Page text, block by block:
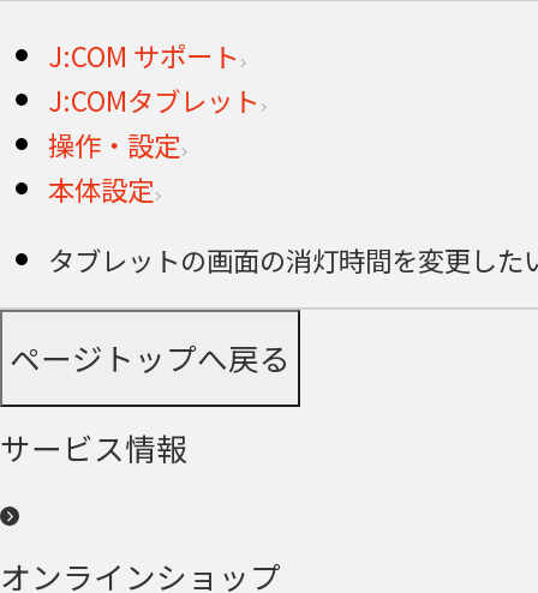
J:COM サポート
J:COMタブレット
操作・設定
本体設定
タブレットの画面の消灯時間を変更し
ページトップへ戻る
サービス情報
オンラインショップ